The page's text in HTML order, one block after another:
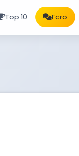
Top 10 Foro